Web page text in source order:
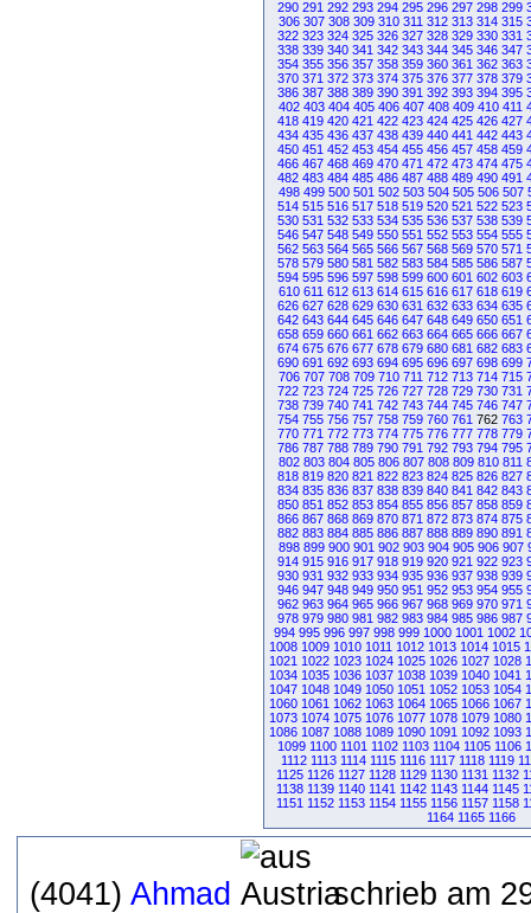
290 291 292 293 294 295 296 297 298 299
306 307 308 309 310 311 312 313 314 315
322 323 324 325 326 327 328 329 330 331
338 339 340 341 342 343 344 345 346 347
354 355 356 357 358 359 360 361 362 363
370 371 372 373 374 375 376 377 378 379
386 387 388 389 390 391 392 393 394 395
402 403 404 405 406 407 408 409 410 411
418 419 420 421 422 423 424 425 426 427
434 435 436 437 438 439 440 441 442 443
450 451 452 453 454 455 456 457 458 459
466 467 468 469 470 471 472 473 474 475
482 483 484 485 486 487 488 489 490 491
498 499 500 501 502 503 504 505 506 507
514 515 516 517 518 519 520 521 522 523
530 531 532 533 534 535 536 537 538 539
546 547 548 549 550 551 552 553 554 555
562 563 564 565 566 567 568 569 570 571
578 579 580 581 582 583 584 585 586 587
594 595 596 597 598 599 600 601 602 603
610 611 612 613 614 615 616 617 618 619
626 627 628 629 630 631 632 633 634 635
642 643 644 645 646 647 648 649 650 651
658 659 660 661 662 663 664 665 666 667
674 675 676 677 678 679 680 681 682 683
690 691 692 693 694 695 696 697 698 699
706 707 708 709 710 711 712 713 714 715
722 723 724 725 726 727 728 729 730 731
738 739 740 741 742 743 744 745 746 747
754 755 756 757 758 759 760 761 762 763
770 771 772 773 774 775 776 777 778 779
786 787 788 789 790 791 792 793 794 795
802 803 804 805 806 807 808 809 810 811
818 819 820 821 822 823 824 825 826 827
834 835 836 837 838 839 840 841 842 843
850 851 852 853 854 855 856 857 858 859
866 867 868 869 870 871 872 873 874 875
882 883 884 885 886 887 888 889 890 891
898 899 900 901 902 903 904 905 906 907
914 915 916 917 918 919 920 921 922 923
930 931 932 933 934 935 936 937 938 939
946 947 948 949 950 951 952 953 954 955
962 963 964 965 966 967 968 969 970 971
978 979 980 981 982 983 984 985 986 987
994 995 996 997 998 999 1000 1001 1002
1008 1009 1010 1011 1012 1013 1014 1015
1021 1022 1023 1024 1025 1026 1027 1028
1034 1035 1036 1037 1038 1039 1040 1041
1047 1048 1049 1050 1051 1052 1053 1054
1060 1061 1062 1063 1064 1065 1066 1067
1073 1074 1075 1076 1077 1078 1079 1080
1086 1087 1088 1089 1090 1091 1092 1093
1099 1100 1101 1102 1103 1104 1105 1106
1112 1113 1114 1115 1116 1117 1118 1119
1125 1126 1127 1128 1129 1130 1131 1132
1138 1139 1140 1141 1142 1143 1144 1145
1151 1152 1153 1154 1155 1156 1157 1158
1164 1165 1166
(4041) Ahmad
schrieb am